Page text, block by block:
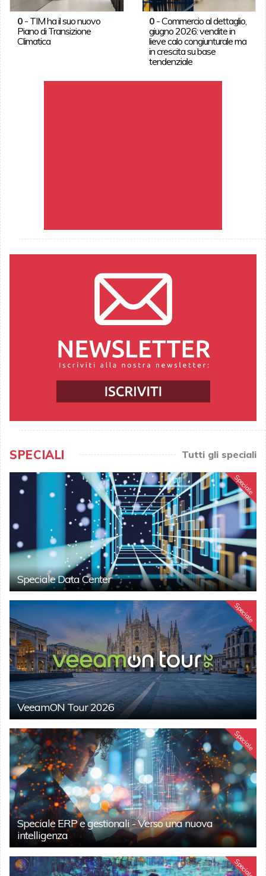
0- TIM ha il suo nuovo
Piano di Transizione
Climatica
0 -Commercio al dettaglio,
giugno 2026: vendite in
lieve calo congiunturale ma
in crescita su base
tendenziale
SPECIALI Tutti gli speciali
Speciale
Speciale Data Center
Speciale
VeeamON Tour 2026
Speciale
Speciale ERP e gestionali - Verso una nuova
intelligenza
Speciale